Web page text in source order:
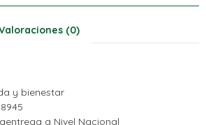
(0)
y bienestar
a Nivel Nacional